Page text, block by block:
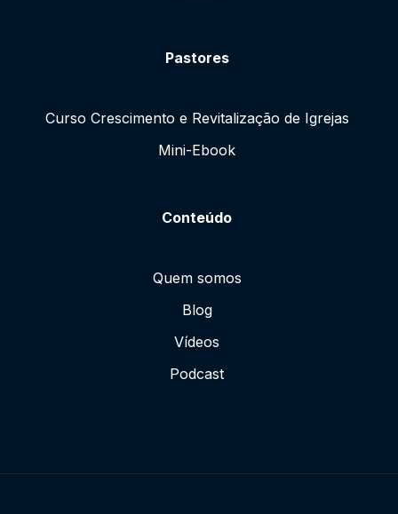
Pastores
Curso Crescimento e Revitalização de Igrejas
Mini-Ebook
Conteúdo
Quem somos
Blog
Vídeos
Podcast